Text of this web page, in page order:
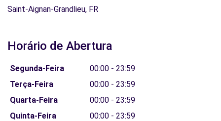
Saint-Aignan-Grandlieu, FR
Horário de Abertura
Segunda-Feira
00:00 - 23:59
Terça-Feira
00:00 - 23:59
Quarta-Feira
00:00 - 23:59
Quinta-Feira
00:00 - 23:59